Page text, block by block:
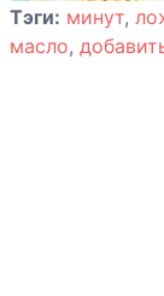
Котлеты мясные
по-баварски
Тэги: минут,
масло,